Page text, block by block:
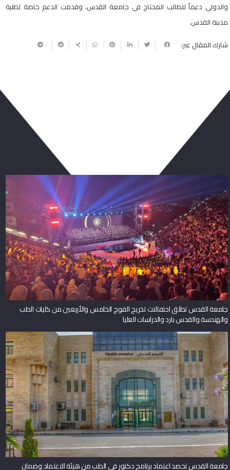
والدولي دعماً للطالب المحتاج في جامعة القدس، وقدمت الدعم خاصة لطلبة
مدينة القدس.
شارك المقال عبر:
جامعة القدس تطلق احتفالات تخريج الفوج الخامس والأربعين من كليات الطب
والهندسة والقدس بارد والدراسات العليا
جامعة القدس تحصد اعتماد برنامج دكتور في الطب من هيئة الاعتماد وضمان